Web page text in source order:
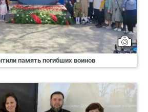
память погибших воинов